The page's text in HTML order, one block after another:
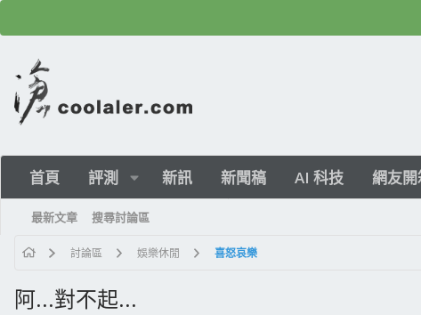
首頁 評測 新訊 新聞稿 AI 科技 網友
最新文章 搜尋討論區
討論區 娛樂休閒 喜怒哀樂
阿...對不起...